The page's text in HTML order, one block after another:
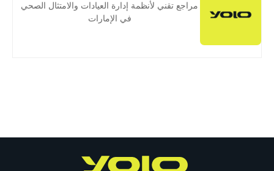
مراجع تقني لأنظمة إدارة العيادات والامتثال الصحي
في الإمارات